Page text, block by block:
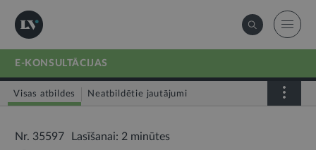
E-KONSULTĀCIJAS
Visas atbildes Neatbildētie jautājumi
Nr. 35597 Lasīšanai: 2 minūtes